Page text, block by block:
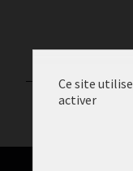
Ce site
activer